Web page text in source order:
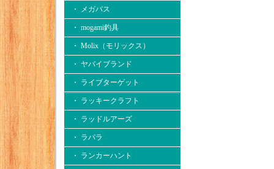
・ メガバス
・ mogami釣具
・ Molix（モリックス）
・ ヤバイブランド
・ ライブターゲット
・ ラッキークラフト
・ ラッドルアーズ
・ ラパラ
・ ランカーハント